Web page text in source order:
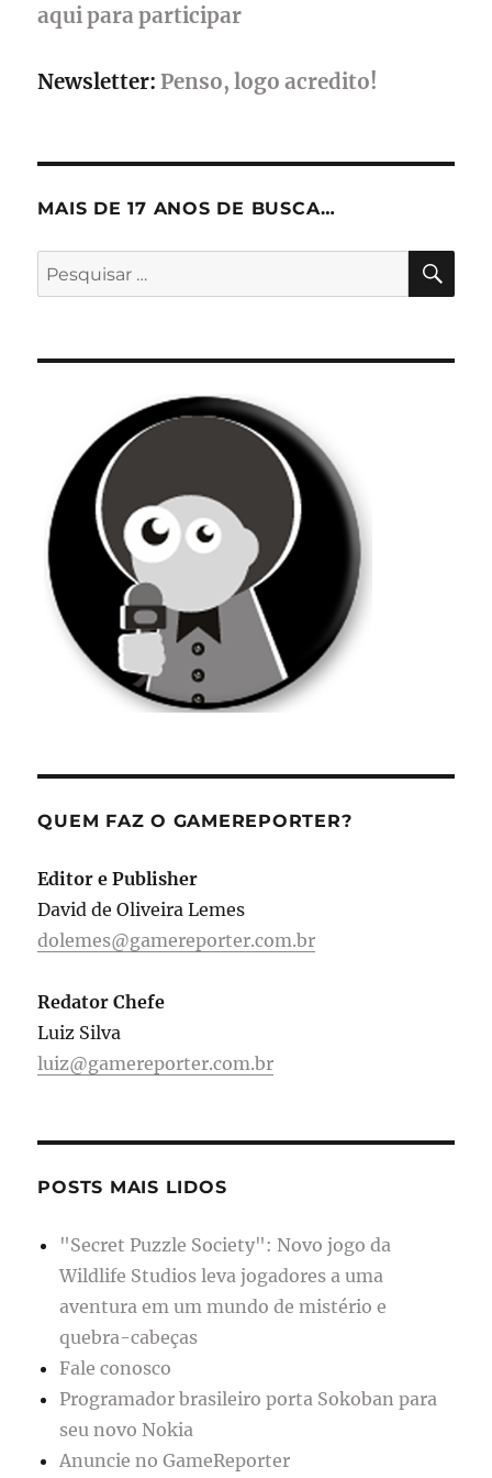
desta
sexta-
aqui para participar
Newsletter: Penso, logo acredito!
MAIS DE 17 ANOS DE BUSCA…
Pesquisar
por:
QUEM FAZ O GAMEREPORTER?
Editor e Publisher
David de Oliveira Lemes
dolemes@gamereporter.com.br
Redator Chefe
Luiz Silva
luiz@gamereporter.com.br
POSTS MAIS LIDOS
"Secret Puzzle Society": Novo jogo da
Wildlife Studios leva jogadores a uma
aventura em um mundo de mistério e
quebra-cabeças
Fale conosco
Programador brasileiro porta Sokoban para
seu novo Nokia
Anuncie no GameReporter